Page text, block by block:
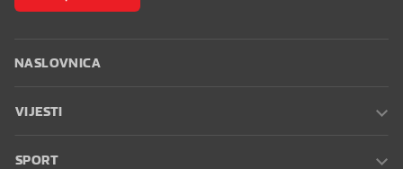
NASLOVNICA
VIJESTI
SPORT